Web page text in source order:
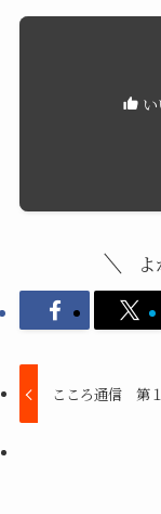
い
こころ通信 第